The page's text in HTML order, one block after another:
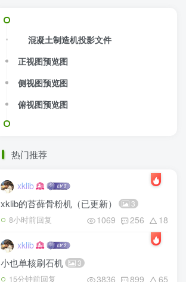
混凝土制造机投影文件
正视图预览图
侧视图预览图
俯视图预览图
热门推荐
xklib
xklib的苔藓骨粉机（已更新） 3
8小时前回复 1069 256 18
xklib
小也单核刷石机 3
15分钟前回复 3836 899 65